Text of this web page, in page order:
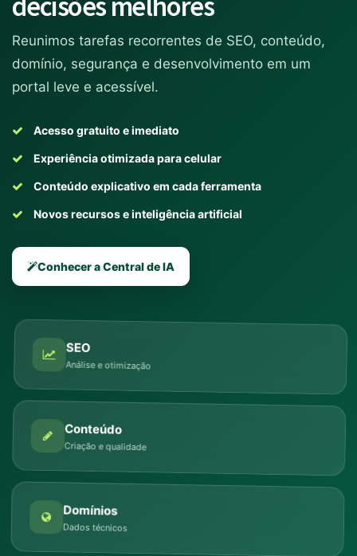
Reunimos tarefas recorrentes de SEO, conteúdo,
domínio, segurança e desenvolvimento em um
portal leve e acessível.
Acesso gratuito e imediato
Experiência otimizada para celular
Conteúdo explicativo em cada ferramenta
Novos recursos e inteligência artificial
Conhecer a Central de IA
SEO
Análise e otimização
Conteúdo
Criação e qualidade
Domínios
Dados técnicos